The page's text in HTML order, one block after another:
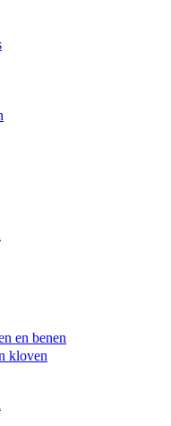
en benen
kloven